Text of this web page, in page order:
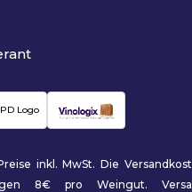
inkl. MwSt. Die
8€ pro Weingut.